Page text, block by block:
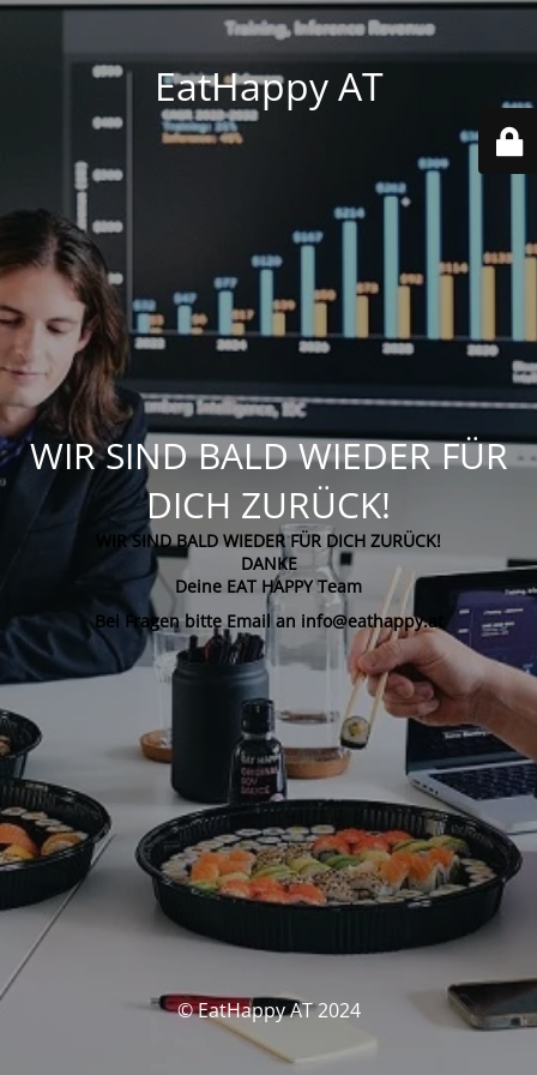
EatHappy AT
WIR SIND BALD WIEDER FÜR
DICH ZURÜCK!
WIR SIND BALD WIEDER FÜR DICH ZURÜCK!
DANKE
Deine EAT HAPPY Team
Bei Fragen bitte Email an info@eathappy.at
© EatHappy AT 2024